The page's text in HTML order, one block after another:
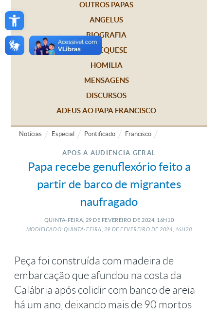
Open toolbar
OUTROS PAPAS
ANGELUS
BIOGRAFIA
CATEQUESE
HOMILIA
MENSAGENS
DISCURSOS
ADEUS AO PAPA FRANCISCO
Notícias Especial Pontificado Francisco
APÓS A AUDIÊNCIA GERAL
Papa recebe genuflexório feito a
partir de barco de migrantes
naufragado
QUINTA-FEIRA, 29 DE FEVEREIRO DE 2024, 16H10
MODIFICADO: QUINTA-FEIRA, 29DEFEVEREIRO DE2024, 16H28
Peça foi construída com madeira de
embarcação que afundou na costa da
Calábria após colidir com banco de areia
há um ano, deixando mais de 90 mortos